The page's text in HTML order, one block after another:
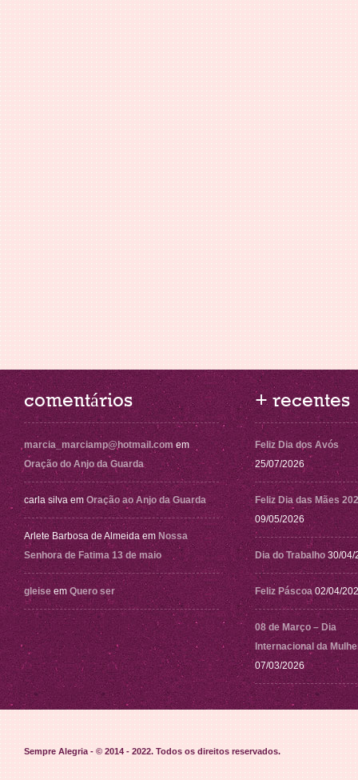
comentários
marcia_marciamp@hotmail.com em
Oração do Anjo da Guarda
carla silva em Oração ao Anjo da Guarda
Arlete Barbosa de Almeida em Nossa
Senhora de Fatima 13 de maio
gleise em Quero ser
+ recentes
Feliz Dia dos Avós
25/07/2026
Feliz Dia das Mães
09/05/2026
Dia do Trabalho 30/04/
Feliz Páscoa 02/04/
08 de Março – Dia
Internacional da
07/03/2026
Sempre Alegria - © 2014 - 2022. Todos os direitos reservados.